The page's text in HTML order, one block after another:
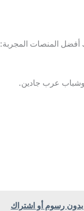
أفضل المنصات المجربة:
وشباب عرب جادين.